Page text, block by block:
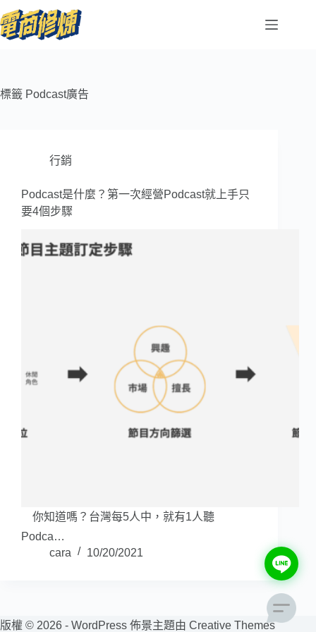
標籤 Podcast廣告
行銷
Podcast是什麼？第一次經營Podcast就上手只
要4個步驟
你知道嗎？台灣每5人中，就有1人聽
Podca…
cara
10/20/2021
版權 © 2026 - WordPress 佈景主題由 Creative Themes